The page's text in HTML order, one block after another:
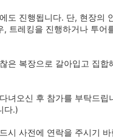
도 진행됩니다. 단, 현장의
, 트레킹을 진행하거나 투어
은 복장으로 갈아입고 집합
녀오신 후 참가를 부탁드립
다.)
시 사전에 연락을 주시기 바